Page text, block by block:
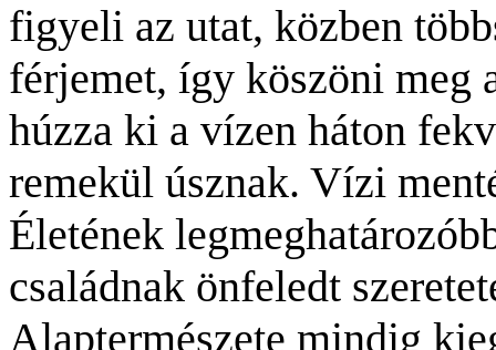
figyeli az utat, közben
férjemet, így köszöni meg
húzza ki a vízen háton
remekül úsznak. Vízi
Életének
családnak önfeledt
Alaptermészete mindig